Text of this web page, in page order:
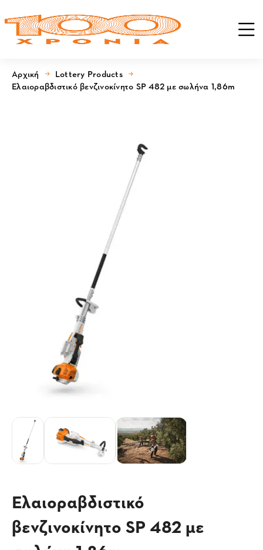
Αρχική
Lottery Products
Ελαιοραβδιστικό βενζινοκίνητο SP 482 με σωλήνα 1,86m
Ελαιοραβδιστικό
βενζινοκίνητο SP 482 με